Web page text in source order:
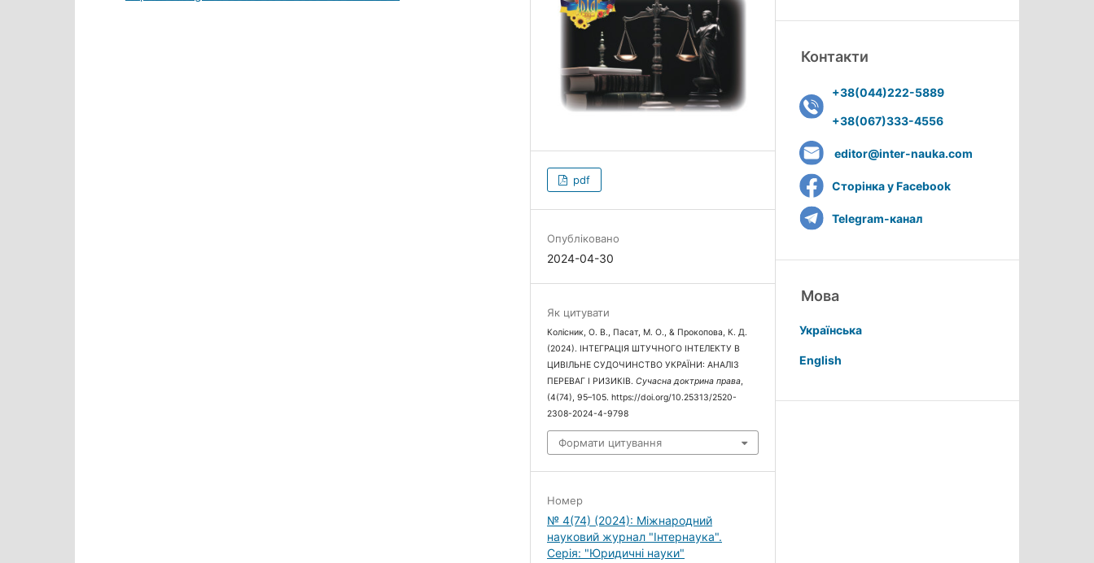
pdf
Опубліковано
2024-04-30
Як цитувати
Колісник, О. В., Пасат, М. О., & Прокопова, К. Д.
(2024). ІНТЕГРАЦІЯ ШТУЧНОГО ІНТЕЛЕКТУ В
ЦИВІЛЬНЕ СУДОЧИНСТВО УКРАЇНИ: АНАЛІЗ
ПЕРЕВАГ І РИЗИКІВ.Сучасна доктрина права
(4(74), 95–105. https://doi.org/10.25313/2520-
2308-2024-4-9798
Формати цитування
Номер
№ 4(74) (2024): Міжнародний
науковий журнал "Інтернаука".
Серія: "Юридичні науки"
Контакти
+38(044)222-5889
+38(067)333-4556
editor@inter-nauka.com
Сторінка у Facebook
Telegram-канал
Мова
Українська
English